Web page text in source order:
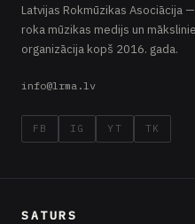
Latvijas Rokmūzikas Asociācija
roka mūzikas medijs un
organizācija kopš 2016. gada.
info@lrma.lv
FB IG YT TK
SATURS